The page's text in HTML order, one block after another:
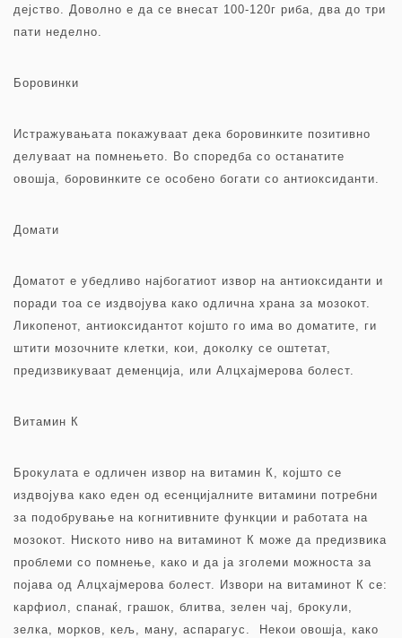
дејство. Доволно е да се внесат 100-120г риба, два до три
пати неделно.
Боровинки
Истражувањата покажуваат дека боровинките позитивно
делуваат на помнењето. Во споредба со останатите
овошја, боровинките се особено богати со антиоксиданти.
Домати
Доматот е убедливо најбогатиот извор на антиоксиданти и
поради тоа се издвојува како одлична храна за мозокот.
Ликопенот, антиоксидантот којшто го има во доматите, ги
штити мозочните клетки, кои, доколку се оштетат,
предизвикуваат деменција, или Алцхајмерова болест.
Витамин К
Брокулата е одличен извор на витамин К, којшто се
издвојува како еден од есенцијалните витамини потребни
за подобрување на когнитивните функции и работата на
мозокот. Ниското ниво на витаминот К може да предизвика
проблеми со помнење, како и да ја зголеми можноста за
појава од Алцхајмерова болест. Извори на витаминот К се:
карфиол, спанаќ, грашок, блитва, зелен чај, брокули,
зелка, морков, кељ, ману, аспарагус. Некои овошја, како